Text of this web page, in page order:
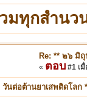
มทุกสำนว
Re: ** ๒๖ มิ
« ตอบ #1 เมื่
นต่อต้านยาเสพติดโลก